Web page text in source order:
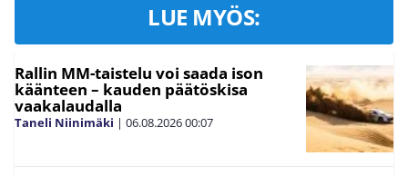
LUE MYÖS:
Rallin MM-taistelu voi saada ison
käänteen – kauden päätöskisa
vaakalaudalla
Taneli Niinimäki | 06.08.202600:07